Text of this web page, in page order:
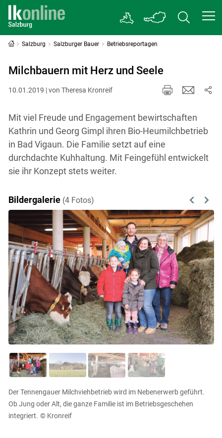
Salzburg Salzburger Bauer Betriebsreportagen
Milchbauern mit Herz und Seele
10.01.2019 | von Theresa Kronreif
Mit viel Freude und Engagement bewirtschaften
Kathrin und Georg Gimpl ihren Bio-Heumilchbetrieb
in Bad Vigaun. Die Familie setzt auf eine
durchdachte Kuhhaltung. Mit Feingefühl entwickelt
sie ihr Konzept stets weiter.
Bildergalerie (4 Fotos) Previous
Next
Der Tennengauer Milchviehbetrieb wird im Nebenerwerb geführt.
Ob Jung oder Alt, die ganze Familie ist im Betriebsgeschehen
integriert. © Kronreif